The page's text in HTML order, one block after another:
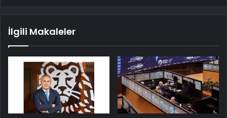
İlgili Makaleler